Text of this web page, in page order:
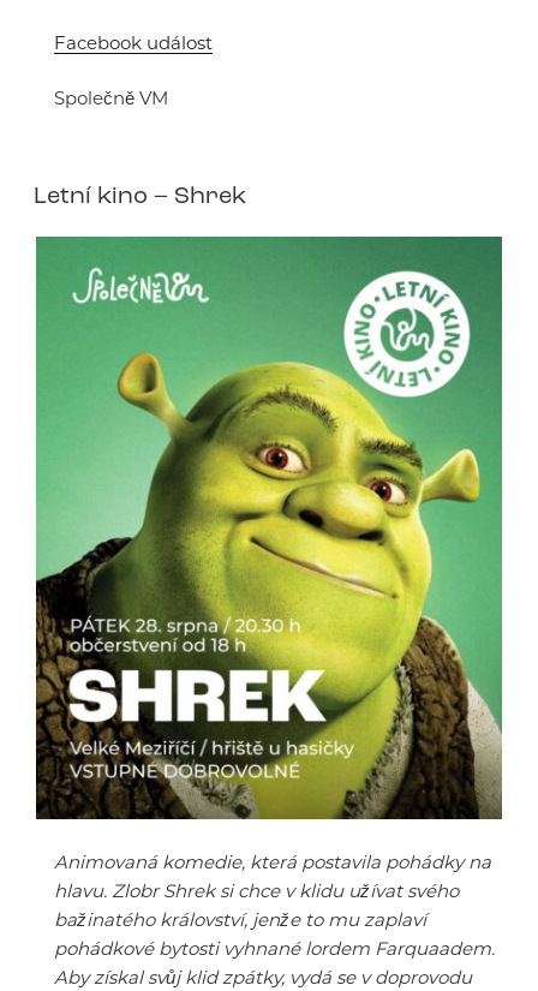
Facebook událost
Společně VM
Letní kino – Shrek
Animovaná komedie, která postavila pohádky na
hlavu. Zlobr Shrek si chce v klidu užívat svého
bažinatého království, jenže to mu zaplaví
pohádkové bytosti vyhnané lordem Farquaadem.
Aby získal svůj klid zpátky, vydá se v doprovodu